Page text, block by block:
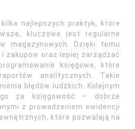
najlepszych praktyk, które
kluczowe jest regularne
magazynowych. Dzięki temu
zakupów oraz lepiej zarządzać
księgowe, które
analitycznych. Takie
błędów ludzkich. Kolejnym
za księgowość – dobrze
z prowadzeniem ewidencji
które pozwalają na